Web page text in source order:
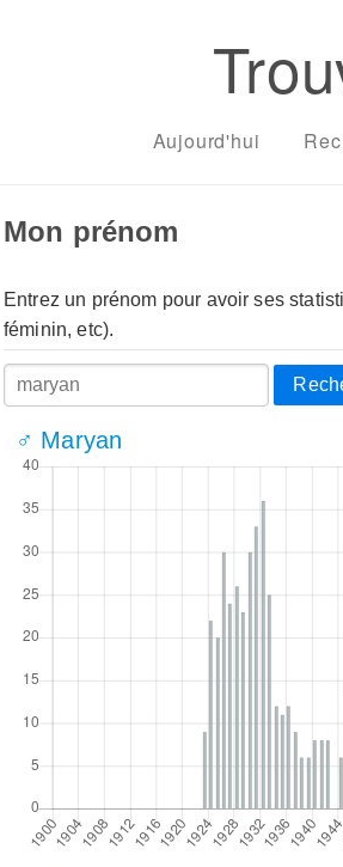
Aujourd'hui
Mon prénom
Entrez un prénom pour avoir ses
féminin, etc).
♂ Maryan